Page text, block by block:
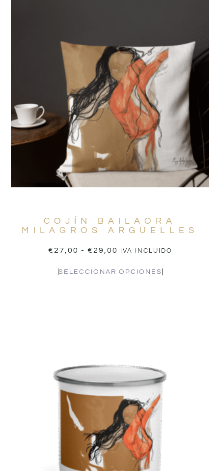
COJÍN BAILAORA
MILAGROS ARGÜELLES
€27,00 - €29,00 IVA INCLUIDO
SELECCIONAR OPCIONES